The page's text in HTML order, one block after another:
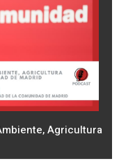
Agricultura